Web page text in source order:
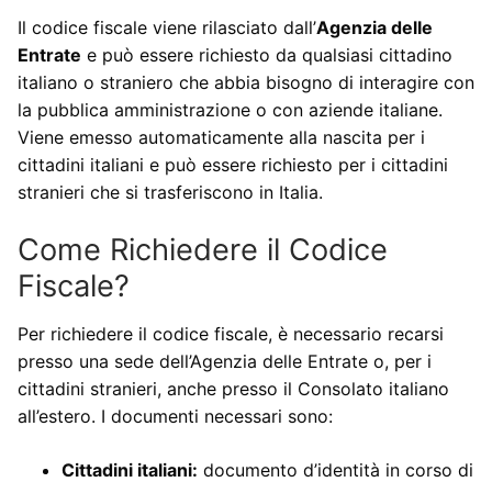
Il codice fiscale viene rilasciato dall’Agenzia delle
Entrate e può essere richiesto da qualsiasi cittadino
italiano o straniero che abbia bisogno di interagire con
la pubblica amministrazione o con aziende italiane.
Viene emesso automaticamente alla nascita per i
cittadini italiani e può essere richiesto per i cittadini
stranieri che si trasferiscono in Italia.
Come Richiedere il Codice
Fiscale?
Per richiedere il codice fiscale, è necessario recarsi
presso una sede dell’Agenzia delle Entrate o, per i
cittadini stranieri, anche presso il Consolato italiano
all’estero. I documenti necessari sono:
Cittadini italiani: documento d’identità in corso di